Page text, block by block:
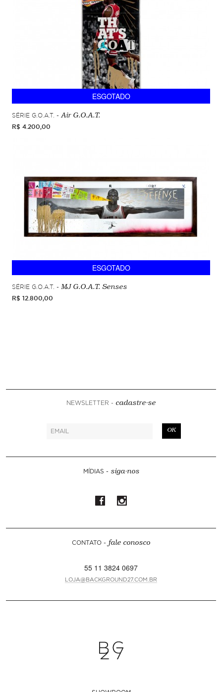
ESGOTADO
SÉRIE G.O.A.T. - Air G.O.A.T.
R$ 4.200,00
ESGOTADO
SÉRIE G.O.A.T. - MJ G.O.A.T. Senses
R$ 12.800,00
NEWSLETTER - cadastre-se
OK
MÍDIAS - siga-nos
CONTATO - fale conosco
55 11 3824 0697
LOJA@BACKGROUND27.COM.BR